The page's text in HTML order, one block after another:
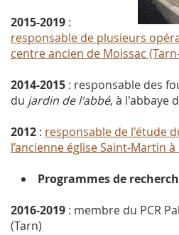
2015-2019 :
responsable de plusieurs
centre ancien de Moissac
2014-2015 : responsable des
du jardin de l'abbé, à l'abbaye
2012 : responsable de l'étude
l’ancienne église Saint-Martin à
Programmes de
2016-2019 : membre du PCR
(Tarn)